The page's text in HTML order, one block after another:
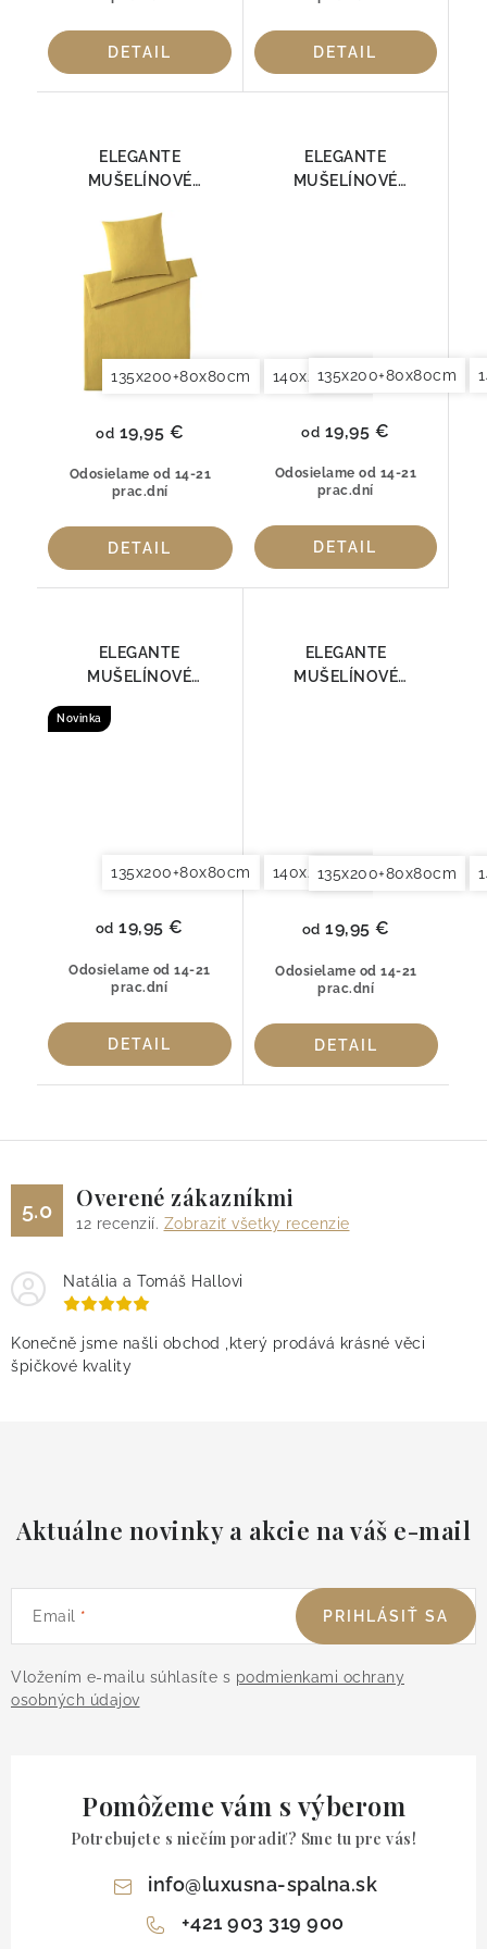
DETAIL DETAIL
ELEGANTE
MUŠELÍNOVÉ
7095-03
135x200+80x80cm 140x200+70x90cm
Odosielame od 14-21
prac.dní
od 19,95 €
DETAIL
ELEGANTE
MUŠELÍNOVÉ
135x200+80x80cm
Odosielame od 14-21
prac.dní
od 19,95 €
DETAIL
ELEGANTE
MUŠELÍNOVÉ
7095-09
Novinka
135x200+80x80cm 140x200+70x90cm
Odosielame od 14-21
prac.dní
od 19,95 €
DETAIL
ELEGANTE
MUŠELÍNOVÉ
135x200+80x80cm
Odosielame od 14-21
prac.dní
od 19,95 €
DETAIL
5.0 Overené zákazníkmi
12 recenzií. Zobraziť všetky recenzie
Natália a Tomáš Hallovi
Konečně jsme našli obchod ,který prodává krásné věci
špičkové kvality
Aktuálne novinky a akcie na váš e-mail
Email
Vložením e-mailu súhlasíte s podmienkami ochrany
osobných údajov
PRIHLÁSIŤ SA
Pomôžeme vám s výberom
Potrebujete s niečím poradiť? Sme tu pre vás!
info@luxusna-spalna.sk
+421 903 319 900